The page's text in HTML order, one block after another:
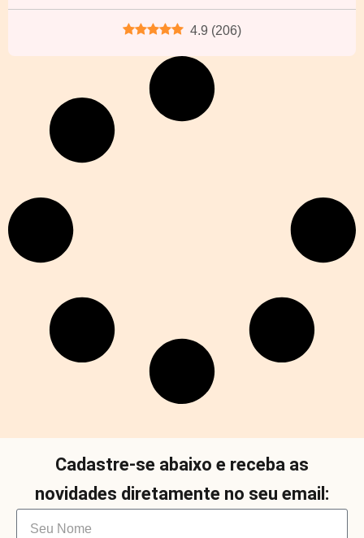
4.9 (206)
Cadastre-se abaixo e receba as
novidades diretamente no seu email: